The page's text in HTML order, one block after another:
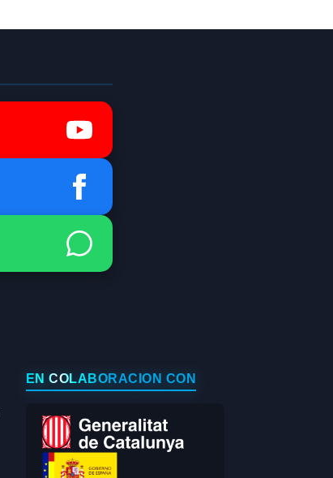
EN COLABORACIÓN CON